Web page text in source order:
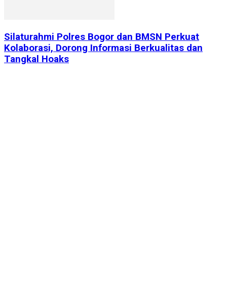
Silaturahmi Polres Bogor dan BMSN Perkuat
Kolaborasi, Dorong Informasi Berkualitas dan
Tangkal Hoaks